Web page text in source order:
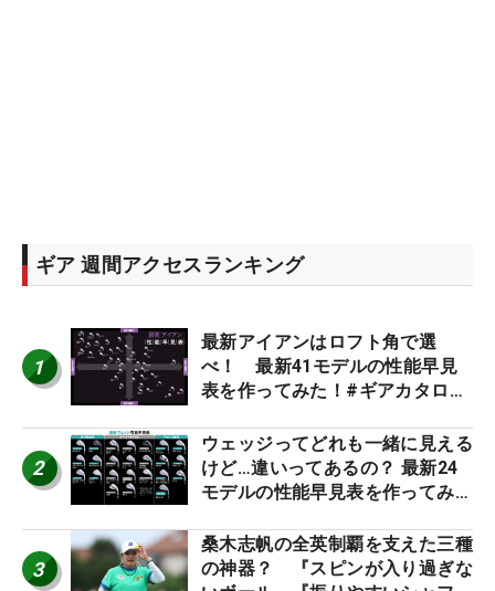
ギア 週間アクセスランキング
1
最新アイアンはロフト角で選
べ！ 最新41モデルの性能早見
表を作ってみた！#ギアカタログ
2
ウェッジってどれも一緒に見える
けど…違いってあるの？ 最新24
モデルの性能早見表を作ってみ
3
桑木志帆の全英制覇を支えた三種
の神器？ 『スピンが入り過ぎな